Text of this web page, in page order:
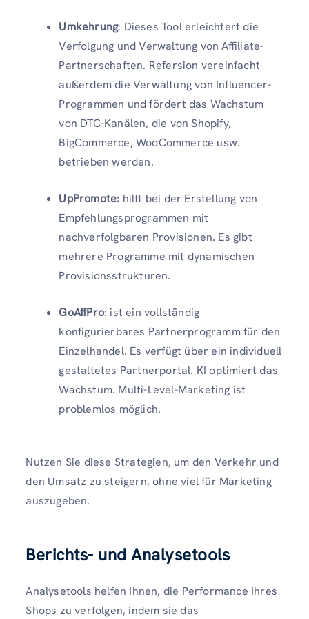
Umkehrung: Dieses Tool erleichtert die
Verfolgung und Verwaltung von Affiliate-
Partnerschaften. Refersion vereinfacht
außerdem die Verwaltung von Influencer-
Programmen und fördert das Wachstum
von DTC-Kanälen, die von Shopify,
BigCommerce, WooCommerce usw.
betrieben werden.
UpPromote: hilft bei der Erstellung von
Empfehlungsprogrammen mit
nachverfolgbaren Provisionen. Es gibt
mehrere Programme mit dynamischen
Provisionsstrukturen.
GoAffPro: ist ein vollständig
konfigurierbares Partnerprogramm für den
Einzelhandel. Es verfügt über ein individuell
gestaltetes Partnerportal. KI optimiert das
Wachstum. Multi-Level-Marketing ist
problemlos möglich.
Nutzen Sie diese Strategien, um den Verkehr und
den Umsatz zu steigern, ohne viel für Marketing
auszugeben.
Berichts- und Analysetools
Analysetools helfen Ihnen, die Performance Ihres
Shops zu verfolgen, indem sie das